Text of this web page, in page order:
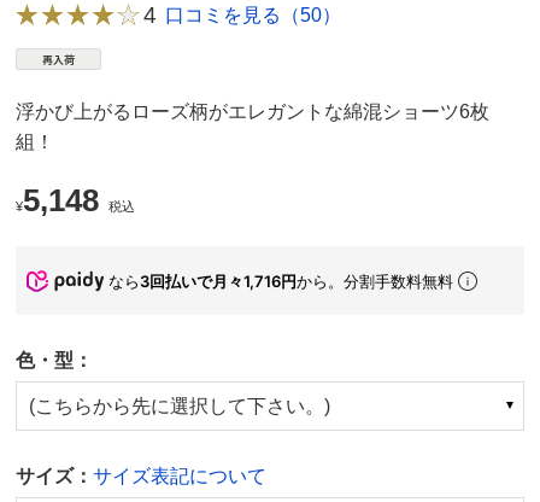
4 口コミを見る（50）
浮かび上がるローズ柄がエレガントな綿混ショーツ6枚
組！
¥5,148 税込
なら3回払いで月々1,716円から。分割手数料無料
色・型：
(こちらから先に選択して下さい。)
サイズ：サイズ表記について